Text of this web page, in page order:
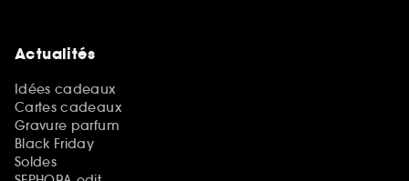
Actualités
Idées cadeaux
Cartes cadeaux
Gravure parfum
Black Friday
Soldes